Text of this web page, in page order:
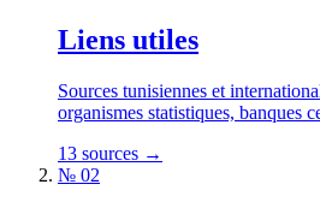
Liens utiles
Sources tunisiennes et
organismes statistiques, banques
13 sources →
№ 02